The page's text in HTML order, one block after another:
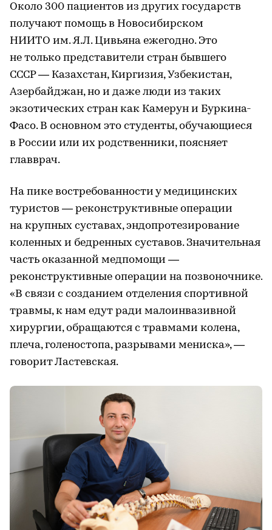
Около 300 пациентов из других государств
получают помощь в Новосибирском
НИИТО им. Я.Л. Цивьяна ежегодно. Это
не только представители стран бывшего
СССР — Казахстан, Киргизия, Узбекистан,
Азербайджан, но и даже люди из таких
экзотических стран как Камерун и Буркина-
Фасо. В основном это студенты, обучающиеся
в России или их родственники, поясняет
главврач.
На пике востребованности у медицинских
туристов — реконструктивные операции
на крупных суставах, эндопротезирование
коленных и бедренных суставов. Значительная
часть оказанной медпомощи —
реконструктивные операции на позвоночнике.
«В связи с созданием отделения спортивной
травмы, к нам едут ради малоинвазивной
хирургии, обращаются с травмами колена,
плеча, голеностопа, разрывами мениска», —
говорит Ластевская.